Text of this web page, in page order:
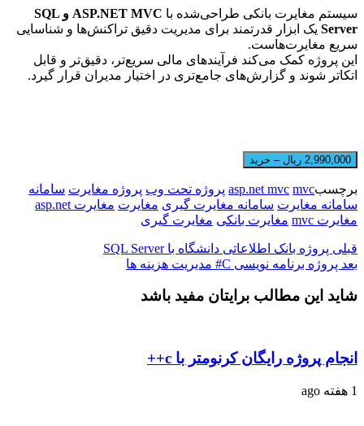
سیستم مغایرت بانکی طراحی‌شده با
ASP.NET MVC و SQL
Server یک ابزار قدرتمند برای مدیریت دقیق تراکنش‌ها و شناسایی
سریع مغایرت‌هاست.
این پروژه کمک می‌کند فرآیندهای مالی سریع‌تر، دقیق‌تر و قابل
اتکاتر شوند و گزارش‌های جامع‌تری در اختیار مدیران قرار گیرد.
2,990,000 ریال – خرید
برچسب asp.net mvc mvc پروژه تحت وب پروژه مغایرت سامانه
سامانه مغایرت سامانه مغایرت گیری مغایرت مغایرت asp.net
مغایرت mvc
مغایرت بانکی مغایرت گیری
قبلی پروژه بانک اطلاعاتی دانشگاه با SQL Server
بعد پروژه برنامه نویسی C# مدیریت هزینه ها
شاید این مطالب برایتان مفید باشد
انجام پروژه رایگان کرنومتر با c++
1 هفته ago